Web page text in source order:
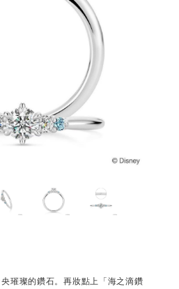
璀璨的鑽石。再妝點上「海之滴鑽